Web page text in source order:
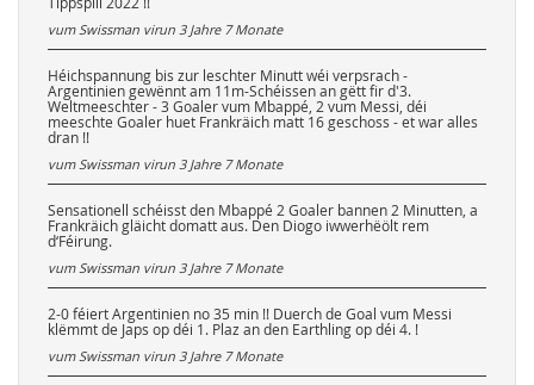
vum Swissman virun 3 Jahre 7 Monate
Héichspannung bis zur leschter Minutt wéi verpsrach -
Argentinien gewënnt am 11m-Schéissen an gëtt fir d'3.
Weltmeeschter - 3 Goaler vum Mbappé, 2 vum Messi, déi
meeschte Goaler huet Frankräich matt 16 geschoss - et war alles
dran !!
vum Swissman virun 3 Jahre 7 Monate
Sensationell schéisst den Mbappé 2 Goaler bannen 2 Minutten, a
Frankräich gläicht domatt aus. Den Diogo iwwerhëölt rem
d‘Féirung.
vum Swissman virun 3 Jahre 7 Monate
2-0 féiert Argentinien no 35 min !! Duerch de Goal vum Messi
klëmmt de Japs op déi 1. Plaz an den Earthling op déi 4. !
vum Swissman virun 3 Jahre 7 Monate